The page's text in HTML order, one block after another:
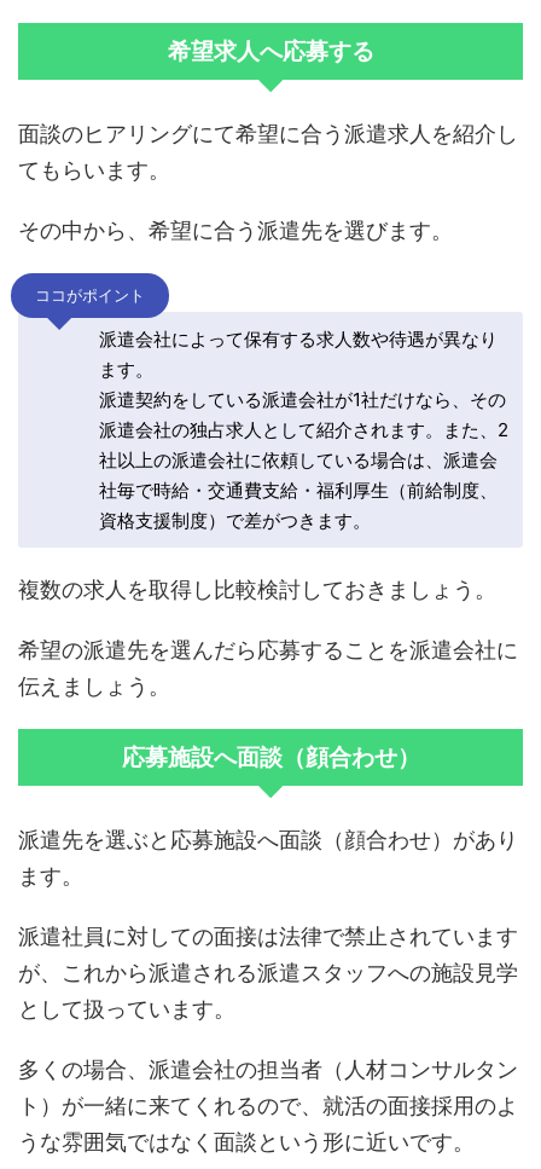
希望求人へ応募する
面談のヒアリングにて希望に合う派遣求人を紹介し
てもらいます。
その中から、希望に合う派遣先を選びます。
ココがポイント
派遣会社によって保有する求人数や待遇が異なり
ます。
派遣契約をしている派遣会社が1社だけなら、その
派遣会社の独占求人として紹介されます。また、2
社以上の派遣会社に依頼している場合は、派遣会
社毎で時給・交通費支給・福利厚生（前給制度、
資格支援制度）で差がつきます。
複数の求人を取得し比較検討しておきましょう。
希望の派遣先を選んだら応募することを派遣会社に
伝えましょう。
応募施設へ面談（顔合わせ）
派遣先を選ぶと応募施設へ面談（顔合わせ）があり
ます。
派遣社員に対しての面接は法律で禁止されています
が、これから派遣される派遣スタッフへの施設見学
として扱っています。
多くの場合、派遣会社の担当者（人材コンサルタン
ト）が一緒に来てくれるので、就活の面接採用のよ
うな雰囲気ではなく面談という形に近いです。